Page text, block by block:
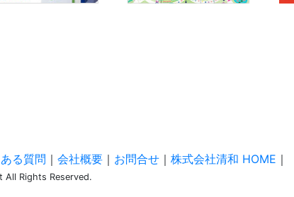
る質問 ｜ 会社概要｜ お問合せ｜ 株式会社清和 HOME ｜
All Rights Reserved.